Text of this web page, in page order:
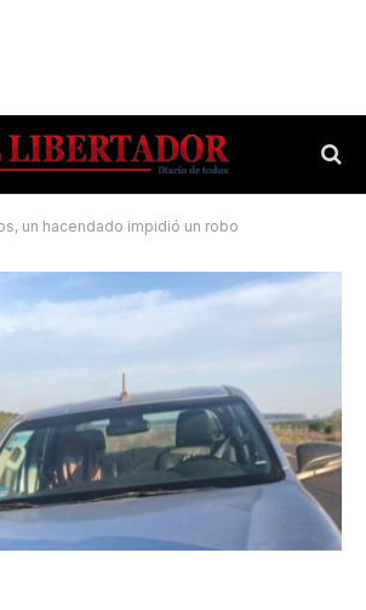
un hacendado impidió un robo